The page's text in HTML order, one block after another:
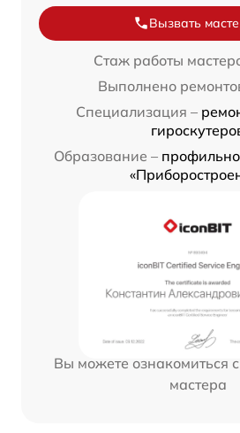
Вызвать
Стаж работы
Выполнено
Специализация –
Образование –
Вы можете ознакомиться
мастера